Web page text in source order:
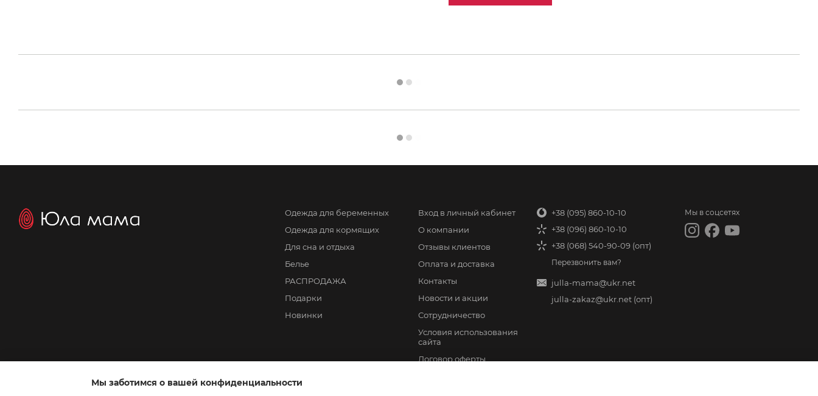
Интернет-магазин создан с Хорошоп
Одежда для беременных
Одежда для кормящих
Для сна и отдыха
Белье
РАСПРОДАЖА
Подарки
Новинки
Вход в личный кабинет
О компании
Отзывы клиентов
Оплата и доставка
Контакты
Новости и акции
Сотрудничество
Условия использования
сайта
Договор оферты
+38 (095) 860-10-10
+38 (096) 860-10-10
+38 (068) 540-90-09 (опт)
Перезвонить вам?
julla-mama@ukr.net
julla-zakaz@ukr.net (опт)
Мы в соцсетях
Мы заботимся о вашей конфиденциальности